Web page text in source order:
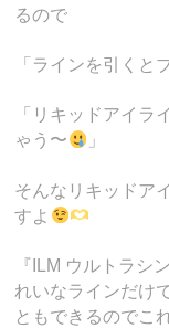
るので
「ラインを引くと
「リキッドアイラ
ゃう〜
」
そんなリキッドア
すよ
『ILM ウルトラシ
れいなラインだけ
ともできるのでこ